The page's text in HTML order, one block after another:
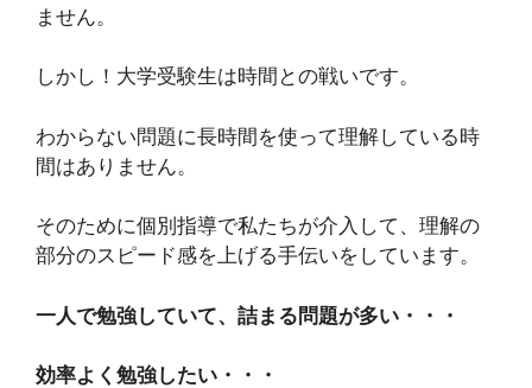
ません。
しかし！大学受験生は時間との戦いです。
わからない問題に長時間を使って理解している時
間はありません。
そのために個別指導で私たちが介入して、理解の
部分のスピード感を上げる手伝いをしています。
一人で勉強していて、詰まる問題が多い・・・
効率よく勉強したい・・・